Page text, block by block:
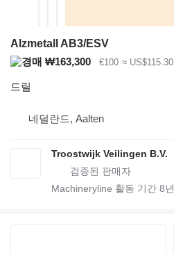
Alzmetall AB3/ESV
₩163,300
€100 ≈ US$115.30
드릴
네덜란드, Aalten
Troostwijk Veilingen B.V.
Machineryline 활동 기간 8년